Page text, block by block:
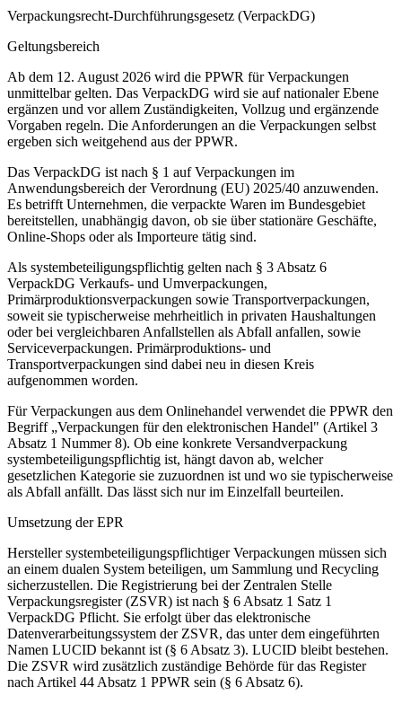
Verpackungsrecht-Durchführungsgesetz (VerpackDG)
Geltungsbereich
Ab dem 12. August 2026 wird die PPWR für Verpackungen
unmittelbar gelten. Das VerpackDG wird sie auf nationaler Ebene
ergänzen und vor allem Zuständigkeiten, Vollzug und ergänzende
Vorgaben regeln. Die Anforderungen an die Verpackungen selbst
ergeben sich weitgehend aus der PPWR.
Das VerpackDG ist nach § 1 auf Verpackungen im
Anwendungsbereich der Verordnung (EU) 2025/40 anzuwenden.
Es betrifft Unternehmen, die verpackte Waren im Bundesgebiet
bereitstellen, unabhängig davon, ob sie über stationäre Geschäfte,
Online-Shops oder als Importeure tätig sind.
Als systembeteiligungspflichtig gelten nach § 3 Absatz 6
VerpackDG Verkaufs- und Umverpackungen,
Primärproduktionsverpackungen sowie Transportverpackungen,
soweit sie typischerweise mehrheitlich in privaten Haushaltungen
oder bei vergleichbaren Anfallstellen als Abfall anfallen, sowie
Serviceverpackungen. Primärproduktions- und
Transportverpackungen sind dabei neu in diesen Kreis
aufgenommen worden.
Für Verpackungen aus dem Onlinehandel verwendet die PPWR den
Begriff „Verpackungen für den elektronischen Handel" (Artikel 3
Absatz 1 Nummer 8). Ob eine konkrete Versandverpackung
systembeteiligungspflichtig ist, hängt davon ab, welcher
gesetzlichen Kategorie sie zuzuordnen ist und wo sie typischerweise
als Abfall anfällt. Das lässt sich nur im Einzelfall beurteilen.
Umsetzung der EPR
Hersteller systembeteiligungspflichtiger Verpackungen müssen sich
an einem dualen System beteiligen, um Sammlung und Recycling
sicherzustellen. Die Registrierung bei der Zentralen Stelle
Verpackungsregister (ZSVR) ist nach § 6 Absatz 1 Satz 1
VerpackDG Pflicht. Sie erfolgt über das elektronische
Datenverarbeitungssystem der ZSVR, das unter dem eingeführten
Namen LUCID bekannt ist (§ 6 Absatz 3). LUCID bleibt bestehen.
Die ZSVR wird zusätzlich zuständige Behörde für das Register
nach Artikel 44 Absatz 1 PPWR sein (§ 6 Absatz 6).